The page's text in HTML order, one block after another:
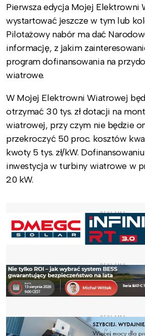
Pierwsza edycja Mojej Elektrowni
wystartować jeszcze w tym lub
Pilotażowy nabór ma dać
informację, z jakim
program dofinansowania na
wiatrowe.
W Mojej Elektrowni Wiatrowej
otrzymać 30 tys. zł dotacji na
wiatrowej, przy czym nie będzie
przekroczyć 50 proc. kosztów
kwoty 5 tys. zł/kW.
inwestycja w turbiny wiatrowe w
20 kW.
REKLAMA
REKLAMA
REKLAMA